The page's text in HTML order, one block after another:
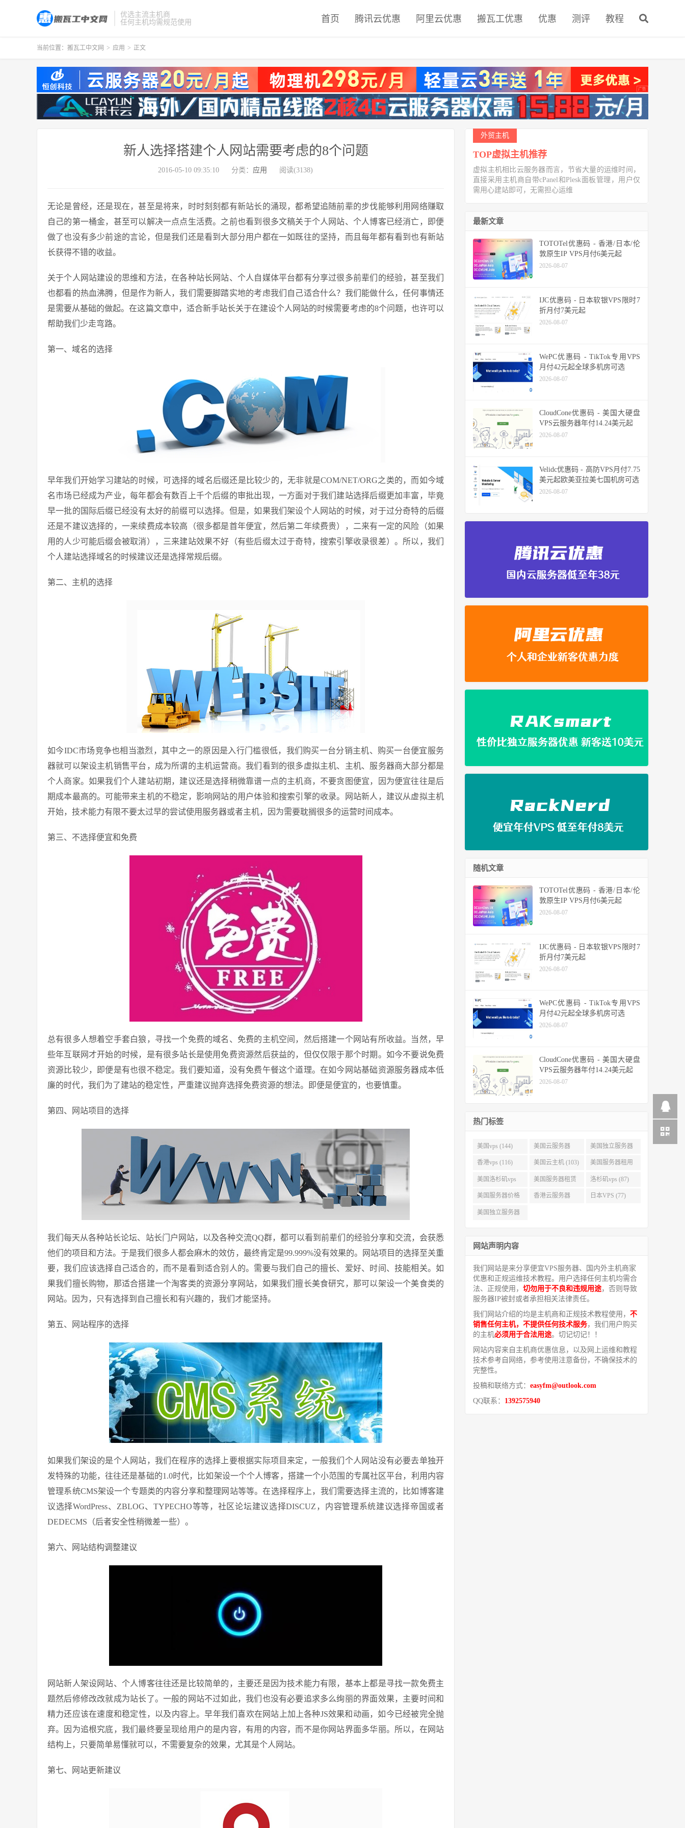
优选主流主机商
任何主机均需规范使用
首页 腾讯云优惠 阿里云优惠 搬瓦工优惠 优惠 测评 教程
当前位置： 搬瓦工中文网 > 应用 > 正文
新人选择搭建个人网站需要考虑的8个问题
2016-05-10 09:35:10 分类： 应用 阅读(3138)
无论是曾经，还是现在，甚至是将来，时时刻刻都有新站长的涌现，都希望追随前辈的步伐能够利用网络赚取
自己的第一桶金，甚至可以解决一点点生活费。之前也看到很多文稿关于个人网站、个人博客已经消亡，即便
做了也没有多少前途的言论，但是我们还是看到大部分用户都在一如既往的坚持，而且每年都有看到也有新站
长获得不错的收益。
关于个人网站建设的思维和方法，在各种站长网站、个人自媒体平台都有分享过很多前辈们的经验，甚至我们
也都看的热血沸腾，但是作为新人，我们需要脚踏实地的考虑我们自己适合什么？我们能做什么，任何事情还
是需要从基础的做起。在这篇文章中，适合新手站长关于在建设个人网站的时候需要考虑的8个问题，也许可以
帮助我们少走弯路。
第一、域名的选择
早年我们开始学习建站的时候，可选择的域名后缀还是比较少的，无非就是COM/NET/ORG之类的，而如今域
名市场已经成为产业，每年都会有数百上千个后缀的审批出现，一方面对于我们建站选择后缀更加丰富，毕竟
早一批的国际后缀已经没有太好的前缀可以选择。但是，如果我们架设个人网站的时候，对于过分奇特的后缀
还是不建议选择的，一来续费成本较高（很多都是首年便宜，然后第二年续费贵），二来有一定的风险（如果
用的人少可能后缀会被取消），三来建站效果不好（有些后缀太过于奇特，搜索引擎收录很差）。所以，我们
个人建站选择域名的时候建议还是选择常规后缀。
第二、主机的选择
如今IDC市场竞争也相当激烈，其中之一的原因是入行门槛很低，我们购买一台分销主机、购买一台便宜服务
器就可以架设主机销售平台，成为所谓的主机运营商。我们看到的很多虚拟主机、主机、服务器商大部分都是
个人商家。如果我们个人建站初期，建议还是选择稍微靠谱一点的主机商，不要贪图便宜，因为便宜往往是后
期成本最高的。可能带来主机的不稳定，影响网站的用户体验和搜索引擎的收录。网站新人，建议从虚拟主机
开始，技术能力有限不要太过早的尝试使用服务器或者主机，因为需要耽搁很多的运营时间成本。
第三、不选择便宜和免费
总有很多人想着空手套白狼，寻找一个免费的域名、免费的主机空间，然后搭建一个网站有所收益。当然，早
些年互联网才开始的时候，是有很多站长是使用免费资源然后获益的，但仅仅限于那个时期。如今不要说免费
资源比较少，即便是有也很不稳定。我们要知道，没有免费午餐这个道理。在如今网站基础资源服务器成本低
廉的时代，我们为了建站的稳定性，严重建议抛弃选择免费资源的想法。即便是便宜的，也要慎重。
第四、网站项目的选择
我们每天从各种站长论坛、站长门户网站，以及各种交流QQ群，都可以看到前辈们的经验分享和交流，会获悉
他们的项目和方法。于是我们很多人都会麻木的效仿，最终肯定是99.999%没有效果的。网站项目的选择至关重
要，我们应该选择自己适合的，而不是看到适合别人的。需要与我们自己的擅长、爱好、时间、技能相关。如
果我们擅长购物，那适合搭建一个淘客类的资源分享网站，如果我们擅长美食研究，那可以架设一个美食类的
网站。因为，只有选择到自己擅长和有兴趣的，我们才能坚持。
第五、网站程序的选择
如果我们架设的是个人网站，我们在程序的选择上要根据实际项目来定，一般我们个人网站没有必要去单独开
发特殊的功能，往往还是基础的1.0时代，比如架设一个个人博客，搭建一个小范围的专属社区平台，利用内容
管理系统CMS架设一个专题类的内容分享和整理网站等等。在选择程序上，我们需要选择主流的，比如博客建
议选择WordPress、ZBLOG、TYPECHO等等，社区论坛建议选择DISCUZ，内容管理系统建议选择帝国或者
DEDECMS（后者安全性稍微差一些）。
第六、网站结构调整建议
网站新人架设网站、个人博客往往还是比较简单的，主要还是因为技术能力有限，基本上都是寻找一款免费主
题然后修修改改就成为站长了。一般的网站不过如此，我们也没有必要追求多么绚丽的界面效果，主要时间和
精力还应该在速度和稳定性，以及内容上。早年我们喜欢在网站上加上各种JS效果和动画，如今已经被完全抛
弃。因为追根究底，我们最终要呈现给用户的是内容，有用的内容，而不是你网站界面多华丽。所以，在网站
结构上，只要简单易懂就可以，不需要复杂的效果，尤其是个人网站。
第七、网站更新建议
外贸主机
TOP虚拟主机推荐
虚拟主机相比云服务器而言，节省大量的运维时间，
直接采用主机商自带cPanel和Plesk面板管理，用户仅
需用心建站即可，无需担心运维
最新文章
TOTOTel优惠码 - 香港/日本/伦
敦原生IP VPS月付6美元起
2026-08-07
IJC优惠码 - 日本软银VPS限时7
折月付7美元起
2026-08-07
WePC优惠码 - TikTok专用VPS
月付42元起全球多机房可选
2026-08-07
CloudCone优惠码 - 美国大硬盘
VPS云服务器年付14.24美元起
2026-08-07
Velidc优惠码 - 高防VPS月付7.75
美元起欧美亚拉美七国机房可选
2026-08-07
随机文章
TOTOTel优惠码 - 香港/日本/伦
敦原生IP VPS月付6美元起
2026-08-07
IJC优惠码 - 日本软银VPS限时7
折月付7美元起
2026-08-07
WePC优惠码 - TikTok专用VPS
月付42元起全球多机房可选
2026-08-07
CloudCone优惠码 - 美国大硬盘
VPS云服务器年付14.24美元起
2026-08-07
热门标签
美国vps (144) 美国云服务器
(143)
美国独立服务器
(118)
香港vps (116) 美国云主机 (103) 美国服务器租用
(99)
美国洛杉矶vps
(94)
美国服务器租赁
(91)
洛杉矶vps (87)
美国服务器价格
(82)
香港云服务器 日本VPS (77)
美国独立服务器
网站声明内容
我们网站是来分享便宜VPS服务器、国内外主机商家
优惠和正规运维技术教程。用户选择任何主机均需合
法、正规使用， 切勿用于不良和违规用途，否则导致
服务器IP被封或者承担相关法律责任。
我们网站介绍的均是主机商和正规技术教程使用， 不
销售任何主机，不提供任何技术服务，我们用户购买
的主机必须用于合法用途。切记切记！！
网站内容来自主机商优惠信息，以及网上运维和教程
技术参考自网络，参考使用注意备份，不确保技术的
完整性。
投稿和联络方式： easyfm@outlook.com
QQ联系： 1392575940